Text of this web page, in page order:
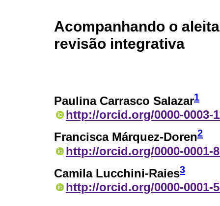
Acompanhando o
revisão integrativa
Paulina Carrasco Salazar1
http://orcid.org/0000-0003-
Francisca Márquez-Doren2
http://orcid.org/0000-0001-
Camila Lucchini-Raies3
http://orcid.org/0000-0001-